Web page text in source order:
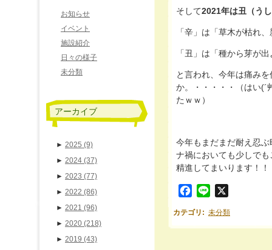
そして2021年は丑（う
「辛」は「草木が枯れ
「丑」は「種から芽が
と言われ、今年は痛み
か。・・・・・（はい(´
たｗｗ）
今年もまだまだ耐え忍
ナ禍においても少しで
精進してまいります！！
Facebook
Line
カテゴリ : 未分類
お知らせ
イベント
施設紹介
日々の様子
未分類
アーカイブ
► 2025 (9)
► 2024 (37)
► 2023 (77)
► 2022 (86)
► 2021 (96)
► 2020 (218)
► 2019 (43)